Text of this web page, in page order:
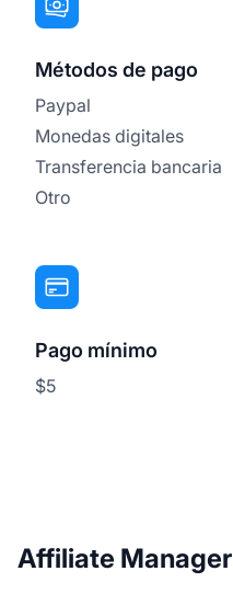
Métodos de pago
Paypal
Monedas digitales
Transferencia bancaria
Otro
Pago mínimo
$5
Affiliate Manager